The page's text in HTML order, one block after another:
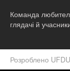
Команда
глядачі й
Розроблено